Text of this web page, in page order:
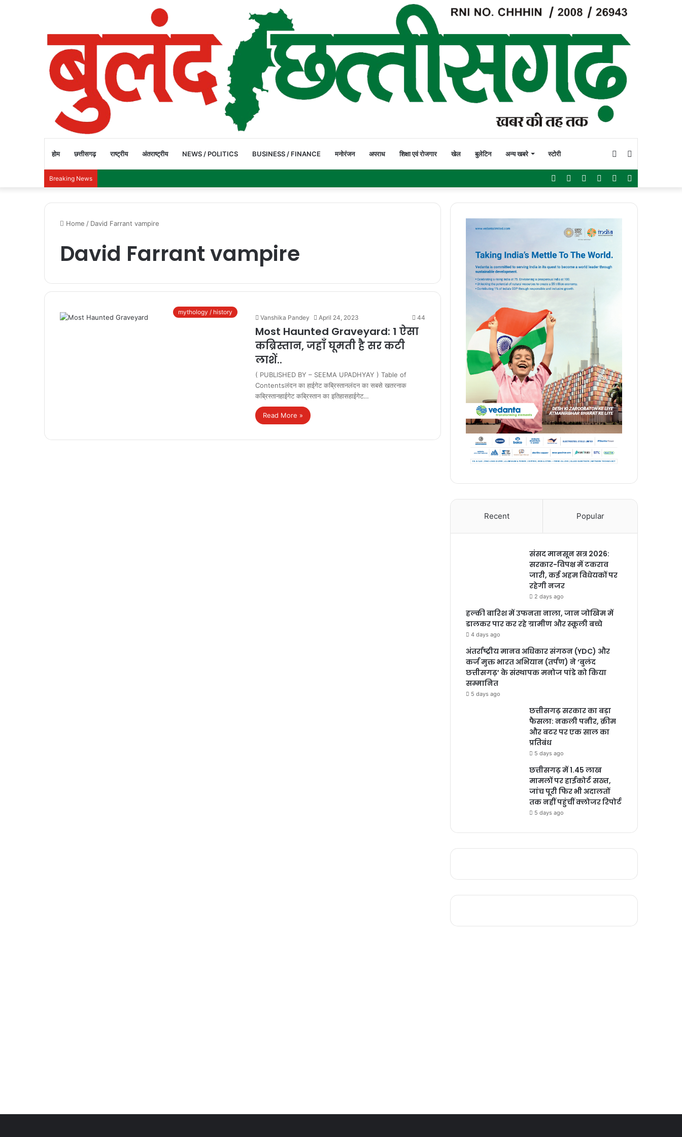
होम छत्तीसगढ़ राष्ट्रीय अंतराष्ट्रीय NEWS / POLITICS BUSINESS / FINANCE मनोरंजन अपराध शिक्षा एवं रोजगार खेल बुलेटिन अन्य खबरे स्टोरी Switch
skin
Breaking News WhatsApp
Instagram
YouTube
Twitter
Facebook
Home / David Farrant vampire
David Farrant vampire
mythology / history
Vanshika Pandey April 24, 2023 44
Most Haunted Graveyard: 1 ऐसा
कब्रिस्तान, जहाँ घूमती है सर कटी
लाशें..
( PUBLISHED BY – SEEMA UPADHYAY ) Table of
Contentsलंदन का हाईगेट कब्रिस्तानलंदन का सबसे खतरनाक
कब्रिस्तानहाईगेट कब्रिस्‍तान का इतिहासहाईगेट…
Read More »
Recent Popular
संसद मानसून सत्र 2026:
सरकार-विपक्ष में टकराव
जारी, कई अहम विधेयकों पर
रहेगी नजर
2 days ago
हल्की बारिश में उफनता नाला, जान जोखिम में
डालकर पार कर रहे ग्रामीण और स्कूली बच्चे
4 days ago
अंतर्राष्ट्रीय मानव अधिकार संगठन (YDC) और
कर्ज मुक्त भारत अभियान (तर्पण) ने ‘बुलंद
छत्तीसगढ़’ के संस्थापक मनोज पांडे को किया
सम्मानित
5 days ago
छत्तीसगढ़ सरकार का बड़ा
फैसला: नकली पनीर, क्रीम
और बटर पर एक साल का
प्रतिबंध
5 days ago
छत्तीसगढ़ में 1.45 लाख
मामलों पर हाईकोर्ट सख्त,
जांच पूरी फिर भी अदालतों
तक नहीं पहुंचीं क्लोजर रिपोर्ट
5 days ago